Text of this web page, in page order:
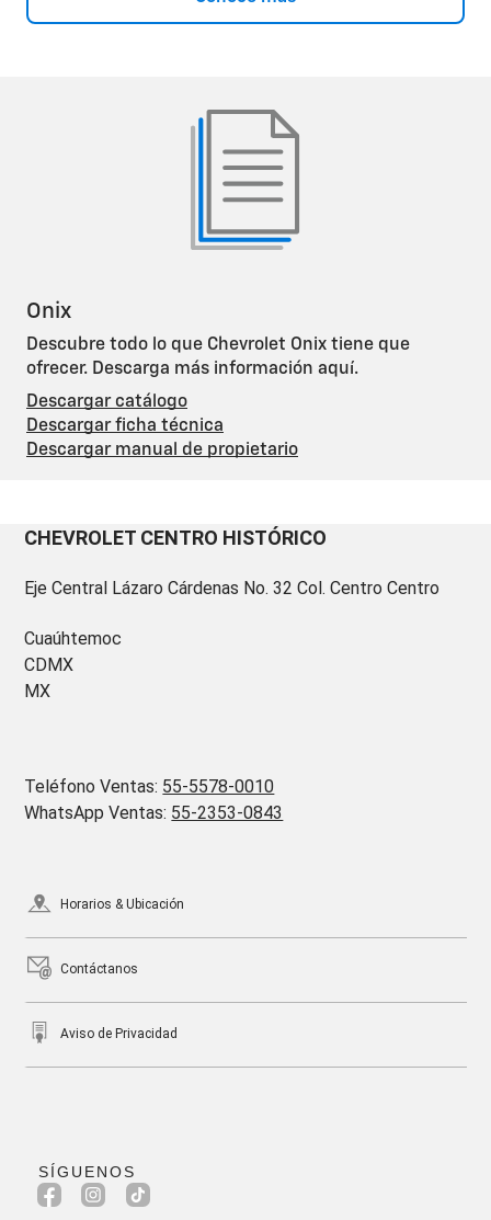
Onix
Descubre todo lo que Chevrolet Onix tiene que
ofrecer. Descarga más información aquí.
Descargar catálogo
Descargar ficha técnica
Descargar manual de propietario